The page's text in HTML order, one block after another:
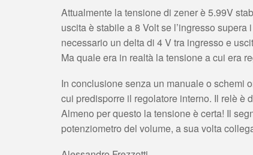
Attualmente la tensione di zener è 5.99V
uscita è stabile a 8 Volt se l’ingresso
necessario un delta di 4 V tra ingresso e
Ma quale era in realtà la tensione a cui era
In conclusione senza un manuale o schemi
cui predisporre il regolatore interno. Il relè è
Almeno per questo la tensione è certa! Il
potenziometro del volume, a sua volta